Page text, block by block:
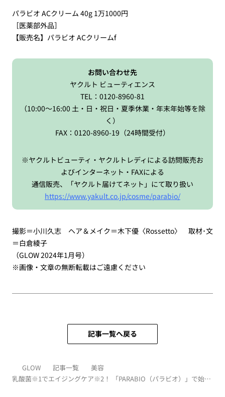
パラビオ ACクリーム 40g 1万1000円
［医薬部外品］
【販売名】パラビオ ACクリームf
お問い合わせ先
ヤクルト ビューティエンス
TEL：0120-8960-81
（10:00～16:00 土・日・祝日・夏季休業・年末年始等を除
く）
FAX：0120-8960-19（24時間受付）
※ヤクルトビューティ・ヤクルトレディによる訪問販売お
よびインターネット・FAXによる
通信販売、「ヤクルト届けてネット」にて取り扱い
https://www.yakult.co.jp/cosme/parabio/
撮影＝小川久志 ヘア＆メイク＝木下優〈Rossetto〉 取材･文
＝白倉綾子
（GLOW 2024年1月号）
※画像・文章の無断転載はご遠慮ください
記事一覧へ戻る
GLOW 記事一覧
美容
乳酸菌※1でエイジングケア※2！ 「PARABIO（パラビオ）」で始め